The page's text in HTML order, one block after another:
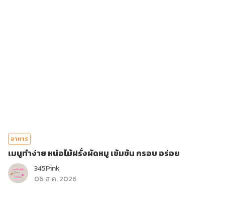
อาหาร
เมนูทำง่าย หน่อไม้ฝรั่งผัดหมู เข้มข้น กรอบ อร่อย
345Pink
06 ส.ค. 2026